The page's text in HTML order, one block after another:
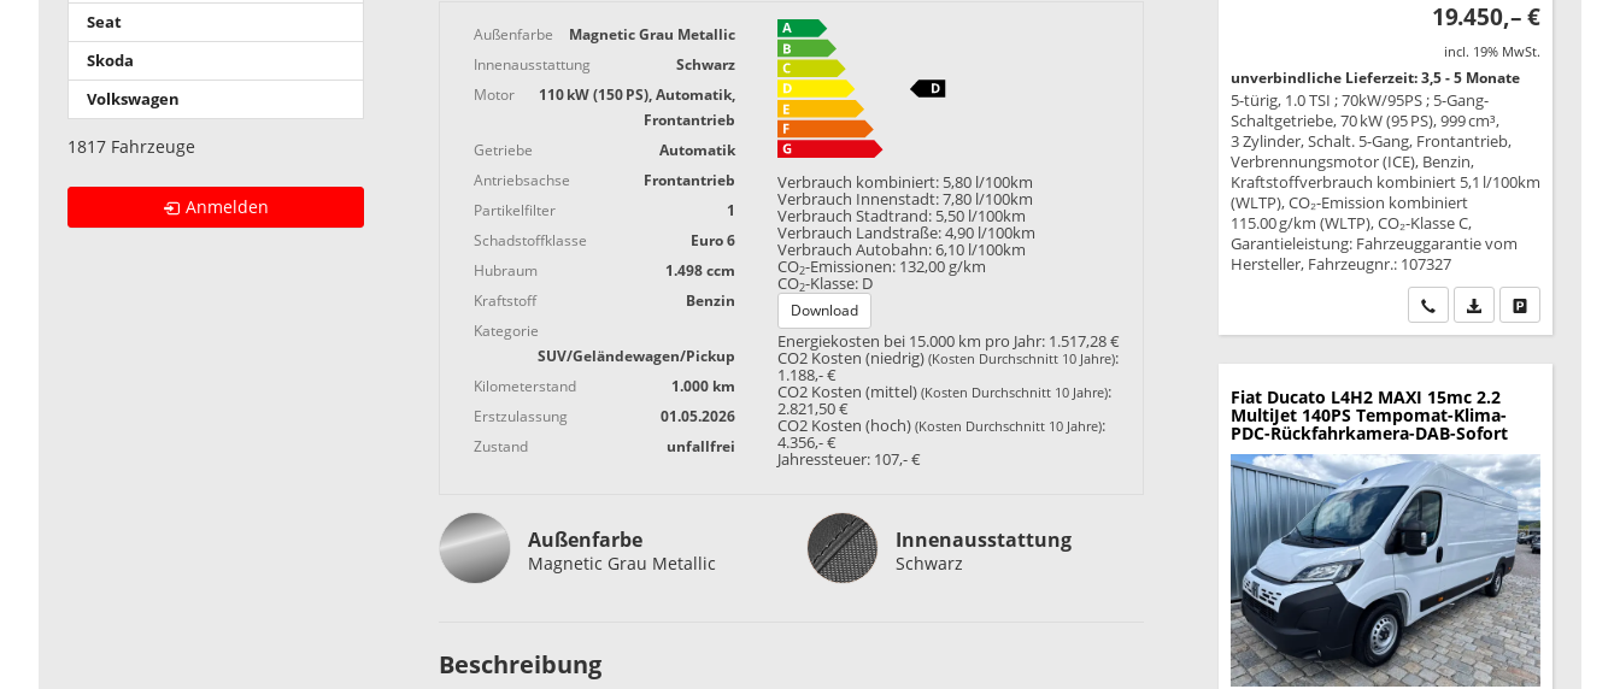
Außenfarbe
Magnetic Grau Metallic
Innenausstattung
Schwarz
Motor
110 kW (150 PS), Automatik,
Frontantrieb
Getriebe
Automatik
Antriebsachse
Frontantrieb
Partikelfilter
1
Schadstoffklasse
Euro 6
Hubraum
1.498 ccm
Kraftstoff
Benzin
Kategorie
SUV/Geländewagen/Pickup
Kilometerstand
1.000 km
Erstzulassung
01.05.2026
Zustand
unfallfrei
Verbrauch kombiniert: 5,80 l/100km
Verbrauch Innenstadt: 7,80 l/100km
Verbrauch Stadtrand: 5,50 l/100km
Verbrauch Landstraße: 4,90 l/100km
Verbrauch Autobahn: 6,10 l/100km
CO2-Emissionen: 132,00 g/km
CO2-Klasse: D
Download
Energiekosten bei 15.000 km pro Jahr: 1.517,28 €
CO2 Kosten (niedrig)(Kosten Durchschnitt 10 Jahre):
1.188,- €
CO2 Kosten (mittel)(Kosten Durchschnitt 10 Jahre):
2.821,50 €
CO2 Kosten (hoch)(Kosten Durchschnitt 10 Jahre):
4.356,- €
Jahressteuer: 107,- €
Außenfarbe
Magnetic Grau Metallic
Innenausstattung
Innenausstattung
Schwarz
Beschreibung
Seat
Skoda
Volkswagen
1817 Fahrzeuge
Anmelden
19.450,– €
incl. 19% MwSt.
unverbindliche Lieferzeit: 3,5 - 5 Monate
5-türig, 1.0 TSI ; 70kW/95PS ; 5-Gang-
Schaltgetriebe, 70 kW (95 PS), 999 cm³,
3 Zylinder, Schalt. 5-Gang, Frontantrieb,
Verbrennungsmotor (ICE), Benzin,
Kraftstoffverbrauch kombiniert 5,1 l/100km
(WLTP), CO₂-Emission kombiniert
115.00 g/km (WLTP), CO₂-Klasse C,
Garantieleistung: Fahrzeuggarantie vom
Hersteller, Fahrzeugnr.: 107327
Wir rufen Sie an
PDF-Datei,Drucken,
Fiat Ducato L4H2 MAXI 15mc 2.2
MultiJet 140PS Tempomat-Klima-
PDC-Rückfahrkamera-DAB-Sofort